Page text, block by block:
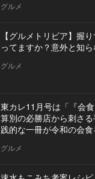
グルメ
【グルメトリビア】握
ってますか？意外と知
グルメ
東カレ11月号は「『会
算別の必勝店から刺さ
践的な一冊が令和の会食
グルメ